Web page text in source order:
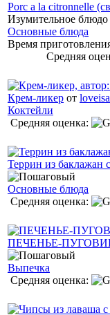
Porc a la citronnelle
Изумительное
Основные блюда
Время
Средняя
Крем-ликер от
Коктейли
Средняя оценка:
Террин из баклажан
Основные блюда
Средняя оценка:
ПЕЧЕНЬЕ-
Выпечка
Средняя оценка: